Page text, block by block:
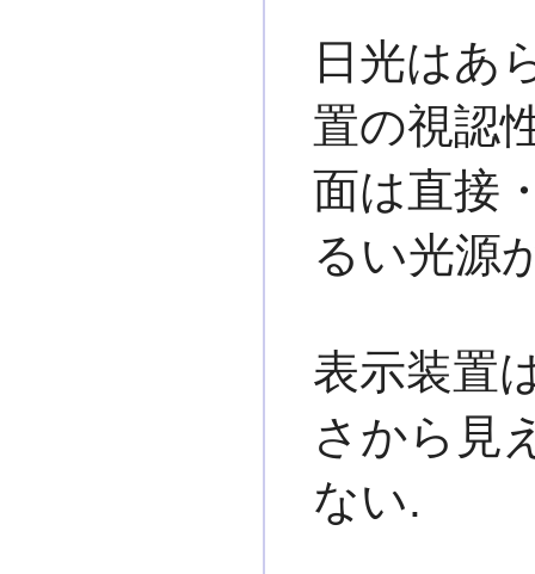
日光はあ
置の視認
面は直接
るい光源
表示装置
さから見
ない.